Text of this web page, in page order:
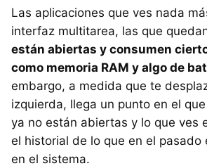
Las aplicaciones que ves nada
interfaz multitarea, las que
están abiertas y consumen
como memoria RAM y algo de
embargo, a medida que te
izquierda, llega un punto en el
ya no están abiertas y lo que ves
el historial de lo que en el pasado
en el sistema.